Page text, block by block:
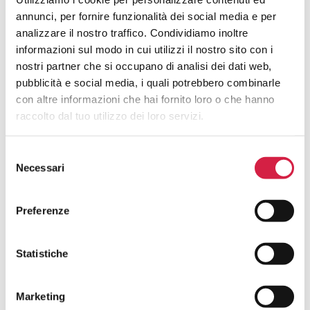
annunci, per fornire funzionalità dei social media e per
analizzare il nostro traffico. Condividiamo inoltre
informazioni sul modo in cui utilizzi il nostro sito con i
nostri partner che si occupano di analisi dei dati web,
pubblicità e social media, i quali potrebbero combinarle
con altre informazioni che hai fornito loro o che hanno
raccolto dal tuo utilizzo dei loro servizi.
delNecessari
Preferenze
Statistiche
Marketing
Come Riconosco Un Ospedale Bollino
Rosa?
Come Posso Utilizzare I Servizi Offerti
Dall’ospedale Bollino Rosa?
Quali Sono I Vantaggi Per La
Popolazione?
Hai avuto un’esperienza in questa
struttura e desideri inviarci un tuo
feedback?